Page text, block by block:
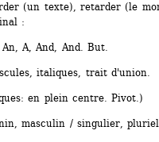
(un texte), retarder (le
:
A, And, And. But.
italiques, trait d'union.
en plein centre. Pivot.)
masculin / singulier,